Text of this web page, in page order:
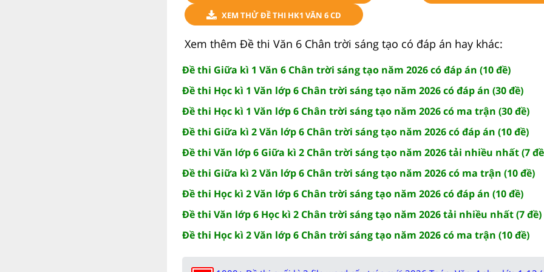
XEM THỬ ĐỀ THI HK1 VĂN 6 CD
Xem thêm Đề thi Văn 6 Chân trời sáng tạo có đáp án hay khác:
Đề thi Giữa kì 1 Văn 6 Chân trời sáng tạo năm 2026 có đáp án (10 đề)
Đề thi Học kì 1 Văn lớp 6 Chân trời sáng tạo năm 2026 có đáp án (30 đề)
Đề thi Học kì 1 Văn lớp 6 Chân trời sáng tạo năm 2026 có ma trận (30 đề)
Đề thi Giữa kì 2 Văn lớp 6 Chân trời sáng tạo năm 2026 có đáp án (10 đề)
Đề thi Văn lớp 6 Giữa kì 2 Chân trời sáng tạo năm 2026 tải nhiều nhất (7
Đề thi Giữa kì 2 Văn lớp 6 Chân trời sáng tạo năm 2026 có ma trận (10 đề)
Đề thi Học kì 2 Văn lớp 6 Chân trời sáng tạo năm 2026 có đáp án (10 đề)
Đề thi Văn lớp 6 Học kì 2 Chân trời sáng tạo năm 2026 tải nhiều nhất (7 đề)
Đề thi Học kì 2 Văn lớp 6 Chân trời sáng tạo năm 2026 có ma trận (10 đề)